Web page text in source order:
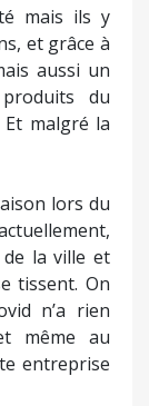
mais ils y
et grâce à
aussi un
du
malgré la
lors du
la ville et
tissent. On
n’a rien
même au
entreprise